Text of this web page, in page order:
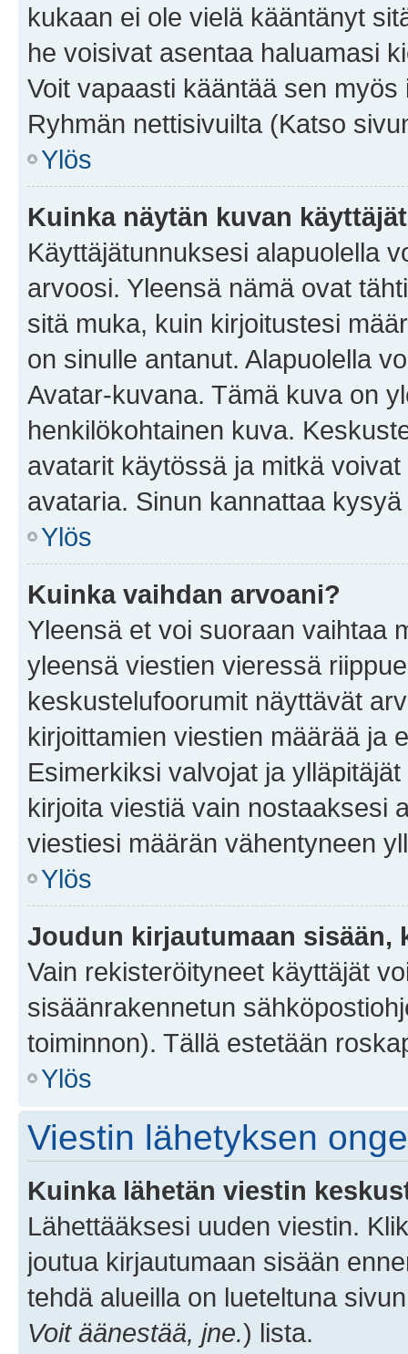
kukaan ei ole vielä kääntänyt
he voisivat asentaa haluamasi
Voit vapaasti kääntää sen
Ryhmän nettisivuilta (Katso
Ylös
Kuinka näytän kuvan
Käyttäjätunnuksesi alapuolella
arvoosi. Yleensä nämä ovat
sitä muka, kuin kirjoitustesi
on sinulle antanut. Alapuolella
Avatar-kuvana. Tämä kuva on
henkilökohtainen kuva.
avatarit käytössä ja mitkä
avataria. Sinun kannattaa
Ylös
Kuinka vaihdan arvoani?
Yleensä et voi suoraan vaihtaa
yleensä viestien vieressä
keskustelufoorumit näyttävät
kirjoittamien viestien määrää ja
Esimerkiksi valvojat ja
kirjoita viestiä vain nostaaksesi
viestiesi määrän vähentyneen
Ylös
Joudun kirjautumaan sisään,
Vain rekisteröityneet käyttäjät
sisäänrakennetun
toiminnon). Tällä estetään
Ylös
Viestin lähetyksen
Kuinka lähetän viestin
Lähettääksesi uuden viestin.
joutua kirjautumaan sisään
tehdä alueilla on lueteltuna
Voit äänestää, jne.) lista.